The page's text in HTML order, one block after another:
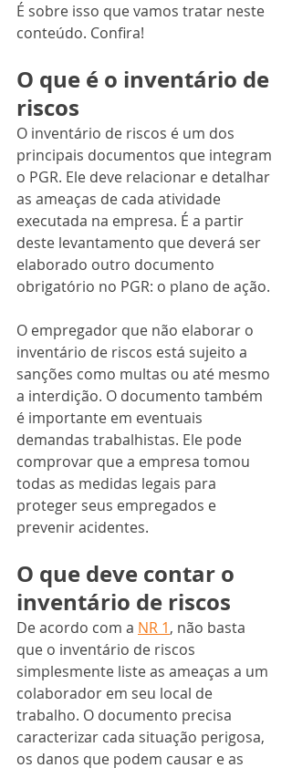
É sobre isso que vamos tratar neste
conteúdo. Confira!
O que é o inventário de
riscos
O inventário de riscos é um dos
principais documentos que integram
o PGR. Ele deve relacionar e detalhar
as ameaças de cada atividade
executada na empresa. É a partir
deste levantamento que deverá ser
elaborado outro documento
obrigatório no PGR: o plano de ação.
O empregador que não elaborar o
inventário de riscos está sujeito a
sanções como multas ou até mesmo
a interdição. O documento também
é importante em eventuais
demandas trabalhistas. Ele pode
comprovar que a empresa tomou
todas as medidas legais para
proteger seus empregados e
prevenir acidentes.
O que deve contar o
inventário de riscos
De acordo com a NR 1, não basta
que o inventário de riscos
simplesmente liste as ameaças a um
colaborador em seu local de
trabalho. O documento precisa
caracterizar cada situação perigosa,
os danos que podem causar e as